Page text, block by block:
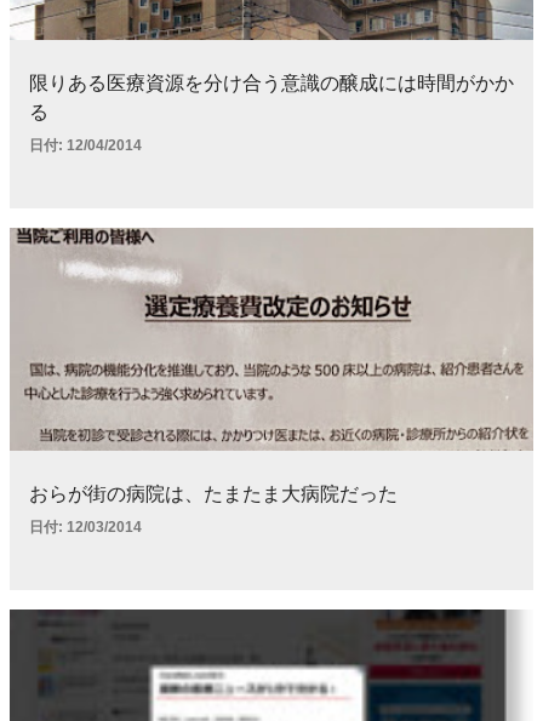
限りある医療資源を分け合う意識の醸成には時間がかか
る
日付: 12/04/2014
おらが街の病院は、たまたま大病院だった
日付: 12/03/2014